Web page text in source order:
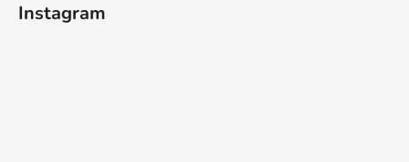
Instagram